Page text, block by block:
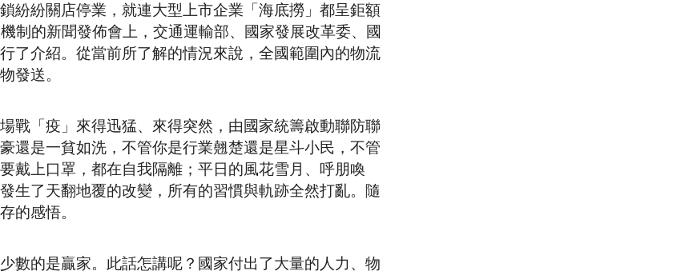
紛紛關店停業，就連大型上市企業「海底撈」都呈鉅額
制的新聞發佈會上，交通運輸部、國家發展改革委、國
了介紹。從當前所了解的情況來說，全國範圍內的物流
發送。
戰「疫」來得迅猛、來得突然，由國家統籌啟動聯防聯
還是一貧如洗，不管你是行業翹楚還是星斗小民，不管
戴上口罩，都在自我隔離；平日的風花雪月、呼朋喚
生了天翻地覆的改變，所有的習慣與軌跡全然打亂。隨
的感悟。
數的是贏家。此話怎講呢？國家付出了大量的人力、物